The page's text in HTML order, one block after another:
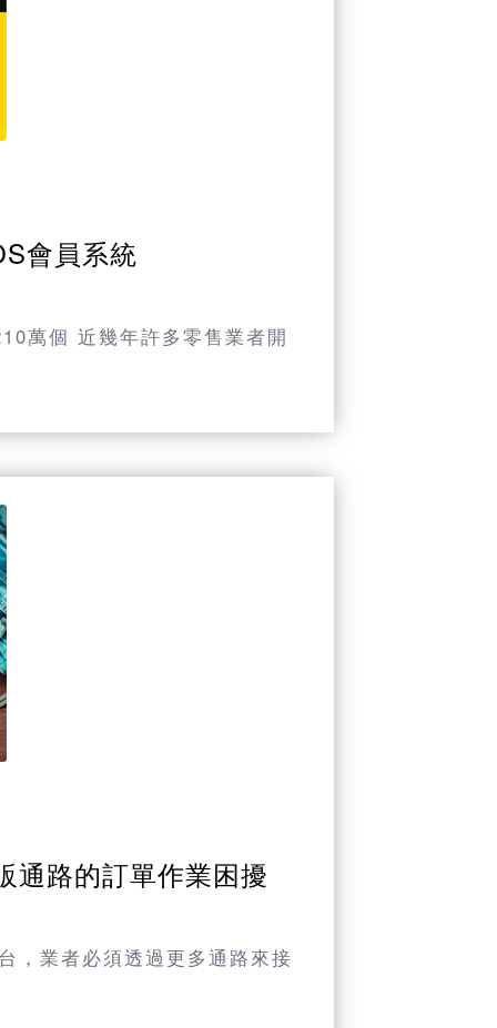
會員系統
萬個 近幾年許多零售業者開
通路的訂單作業困擾
，業者必須透過更多通路來接